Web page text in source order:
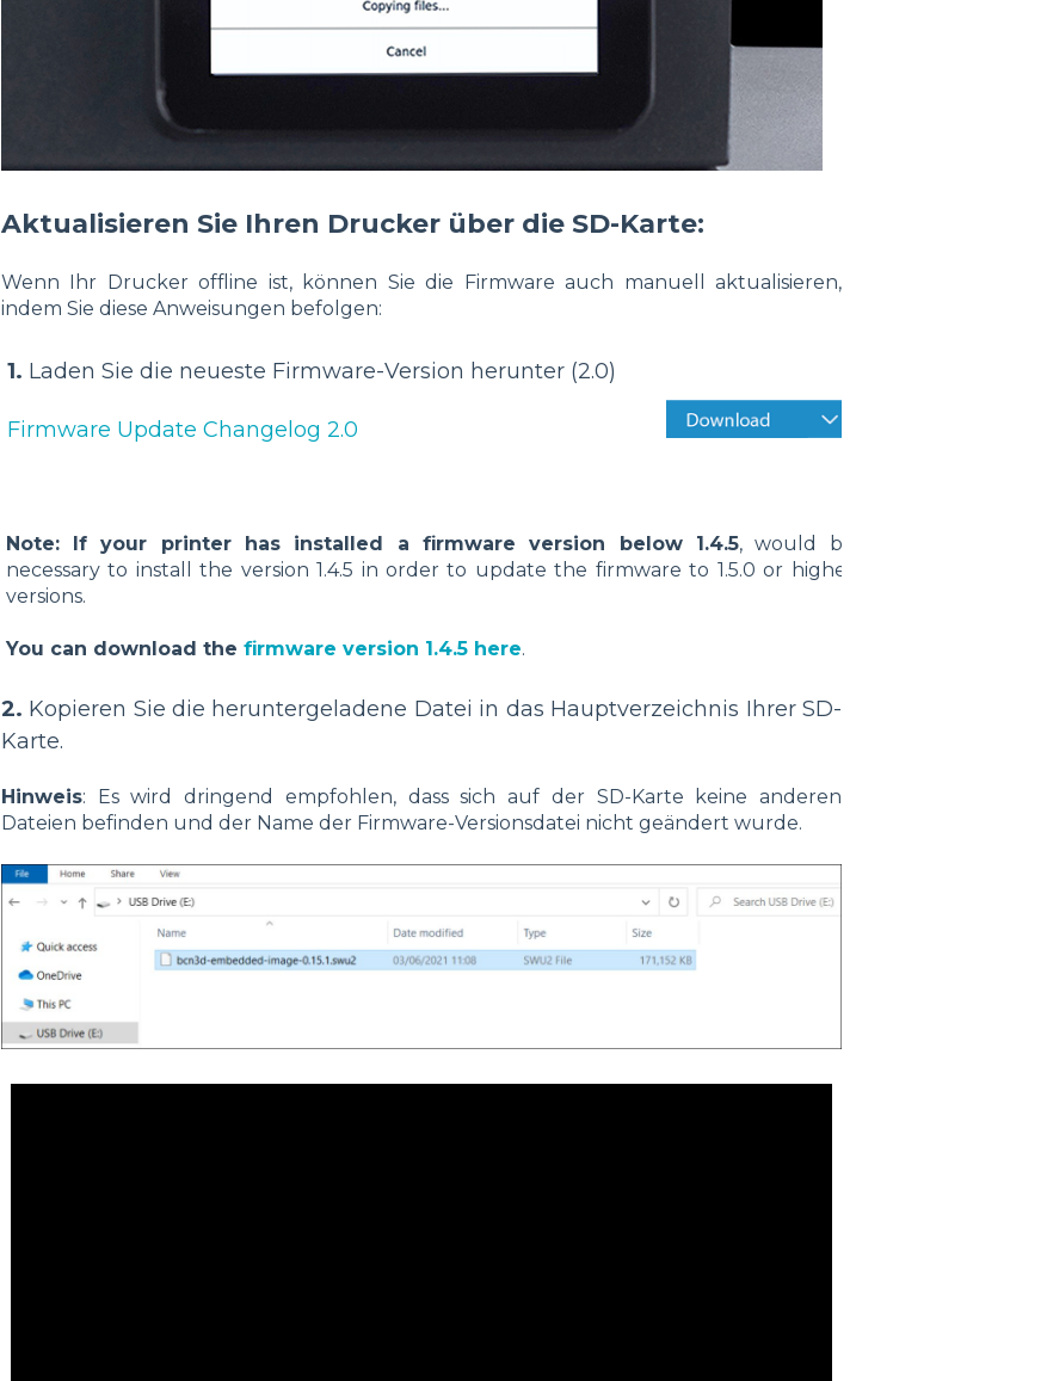
Aktualisieren Sie Ihren Drucker über die SD-Karte:
Wenn Ihr Drucker offline ist, können Sie die Firmware auch manuell aktualisieren,
indem Sie diese Anweisungen befolgen:
1. Laden Sie die neueste Firmware-Version herunter (2.0)
Firmware Update Changelog 2.0
Note: If your printer has installed a firmware version below 1.4.5, would be
necessary to install the version 1.4.5 in order to update the firmware to 1.5.0 or higher
versions.
You can download the firmware version 1.4.5 here.
2. Kopieren Sie die heruntergeladene Datei in das Hauptverzeichnis Ihrer SD-
Karte.
Hinweis: Es wird dringend empfohlen, dass sich auf der SD-Karte keine anderen
Dateien befinden und der Name der Firmware-Versionsdatei nicht geändert wurde.